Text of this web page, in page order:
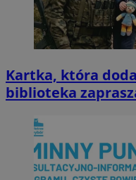
Kartka, która
biblioteka